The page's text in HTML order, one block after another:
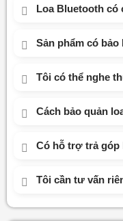
Loa Bluetooth
Sản phẩm có
Tôi có thể nghe
Cách bảo quản
Có hỗ trợ trả góp
Tôi cần tư vấn